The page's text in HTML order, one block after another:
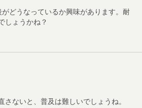
どうなっているか興味があります。耐
しょうかね？
さないと、普及は難しいでしょうね。